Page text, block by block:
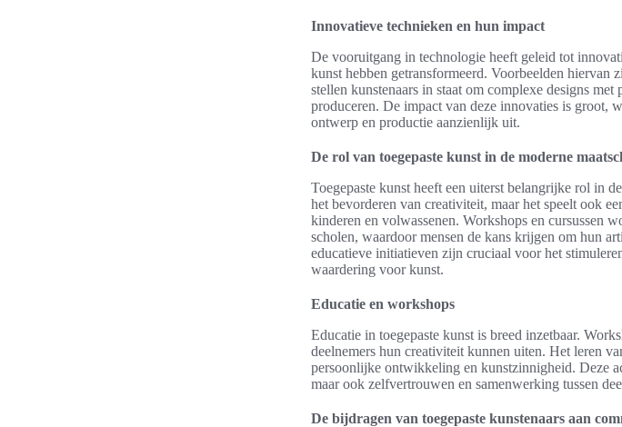
Innovatieve technieken en hun impact
De vooruitgang in technologie heeft geleid tot
kunst hebben getransformeerd. Voorbeelden hiervan
stellen kunstenaars in staat om complexe designs
produceren. De impact van deze innovaties is groot,
ontwerp en productie aanzienlijk uit.
De rol van toegepaste kunst in de moderne
Toegepaste kunst heeft een uiterst belangrijke rol in
het bevorderen van creativiteit, maar het speelt ook
kinderen en volwassenen. Workshops en cursussen
scholen, waardoor mensen de kans krijgen om hun
educatieve initiatieven zijn cruciaal voor het
waardering voor kunst.
Educatie en workshops
Educatie in toegepaste kunst is breed inzetbaar.
deelnemers hun creativiteit kunnen uiten. Het leren
persoonlijke ontwikkeling en kunstzinnigheid. Deze
maar ook zelfvertrouwen en samenwerking tussen
De bijdragen van toegepaste kunstenaars aan